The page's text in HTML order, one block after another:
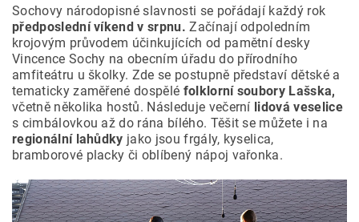
Sochovy národopisné slavnosti se pořádají každý rok
předposlední víkend v srpnu.Začínají odpoledním
krojovým průvodem účinkujících od pamětní desky
Vincence Sochy na obecním úřadu do přírodního
amfiteátru u školky. Zde se postupně představí dětské a
tematicky zaměřené dospělé folklorní soubory Lašska,
včetně několika hostů. Následuje večerní lidová veselice
s cimbálovkou až do rána bílého. Těšit se můžete i na
regionální lahůdky jako jsou frgály, kyselica,
bramborové placky či oblíbený nápoj vařonka.